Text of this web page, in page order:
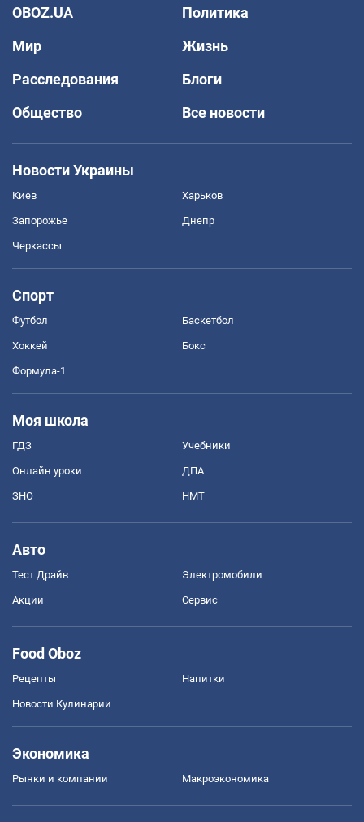
OBOZ.UA
Политика
Мир
Жизнь
Расследования
Блоги
Общество
Все новости
Новости Украины
Киев Харьков
Запорожье Днепр
Черкассы
Спорт
Футбол Баскетбол
Хоккей Бокс
Формула-1
Моя школа
ГДЗ Учебники
Онлайн уроки ДПА
ЗНО НМТ
Авто
Тест Драйв Электромобили
Акции Сервис
Food Oboz
Рецепты Напитки
Новости Кулинарии
Экономика
Рынки и компании Mакроэкономика